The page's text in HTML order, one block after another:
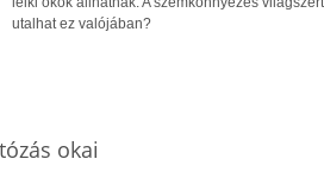
utalhat ez valójában?
okai